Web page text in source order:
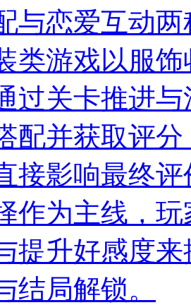
与恋爱互动
类游戏以服
过关卡推进
配并获取评
接影响最终
作为主线，
提升好感度
结局解锁。